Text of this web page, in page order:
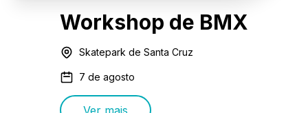
Workshop de BMX
Skatepark de Santa Cruz
7 de agosto
Ver mais